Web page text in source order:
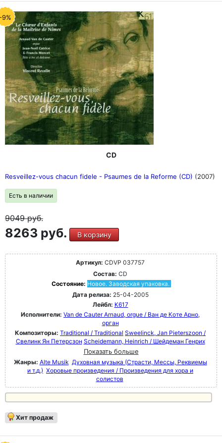
9%
CD
Resveillez-vous chacun fidele - Psaumes de la Reforme (CD) (2007)
Есть в наличии
9049руб.
8263 руб. В корзину
Артикул: CDVP 037757
Состав: CD
Состояние: Новое. Заводская упаковка.
Дата релиза: 25-04-2005
Лейбл: K617
Исполнители: Van de Cauter Arnaud, orgue / Ван де Коте Арно,
орган
Композиторы: Traditional / Traditional Sweelinck, Jan Pieterszoon /
Свелинк Ян Петерсзон Scheidemann, Heinrich / Шейдеман Генрих
Показать больше
Жанры: Alte Musik Духовная музыка (Страсти, Мессы, Реквиемы
и т.д.) Хоровые произведения / Произведения для хора и
солистов
Хит продаж